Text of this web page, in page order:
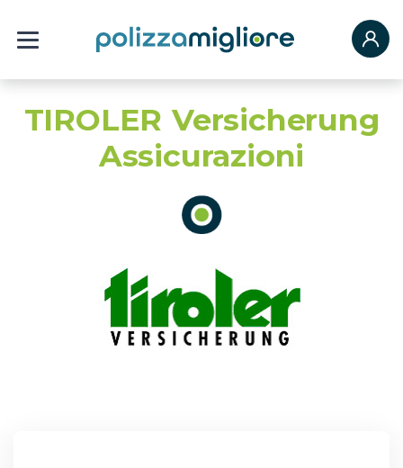
TIROLER Versicherung
Assicurazioni